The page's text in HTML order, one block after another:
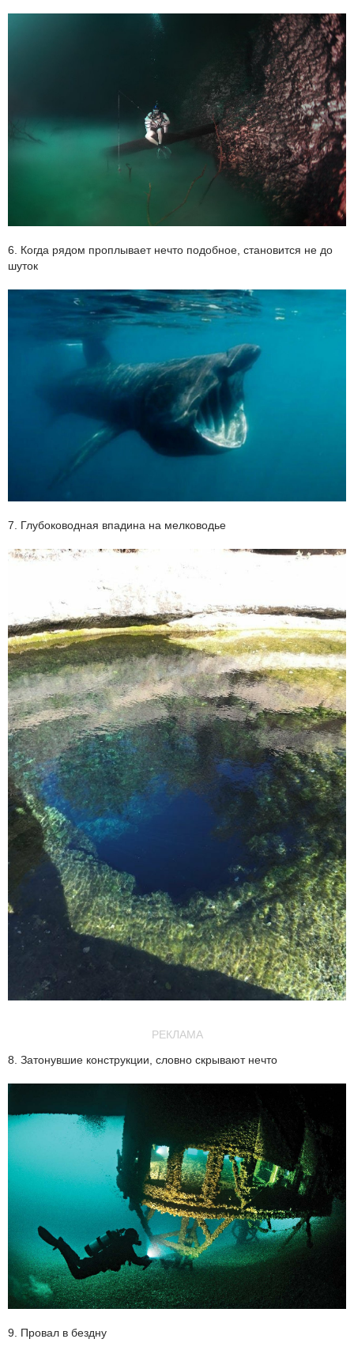
6. Когда рядом проплывает нечто подобное, становится не до
шуток
7. Глубоководная впадина на мелководье
РЕКЛАМА
8. Затонувшие конструкции, словно скрывают нечто
9. Провал в бездну